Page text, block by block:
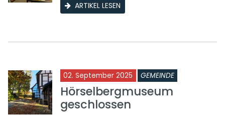
ARTIKEL LESEN
02. September 2025 GEMEINDE
Hörselbergmuseum
geschlossen